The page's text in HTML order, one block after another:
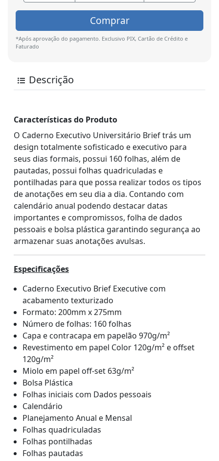
Comprar
*Após aprovação do pagamento. Exclusivo PIX, Cartão de Crédito e
Faturado
Descrição
Características do Produto
O Caderno Executivo Universitário Brief trás um
design totalmente sofisticado e executivo para
seus dias formais, possui 160 folhas, além de
pautadas, possui folhas quadriculadas e
pontilhadas para que possa realizar todos os tipos
de anotações em seu dia a dia. Contando com
calendário anual podendo destacar datas
importantes e compromissos, folha de dados
pessoais e bolsa plástica garantindo segurança ao
armazenar suas anotações avulsas.
Especificações
Caderno Executivo Brief Executive com
acabamento texturizado
Formato: 200mm x 275mm
Número de folhas: 160 folhas
Capa e contracapa em papelão 970g/m²
Revestimento em papel Color 120g/m² e offset
120g/m²
Miolo em papel off-set 63g/m²
Bolsa Plástica
Folhas iniciais com Dados pessoais
Calendário
Planejamento Anual e Mensal
Folhas quadriculadas
Folhas pontilhadas
Folhas pautadas